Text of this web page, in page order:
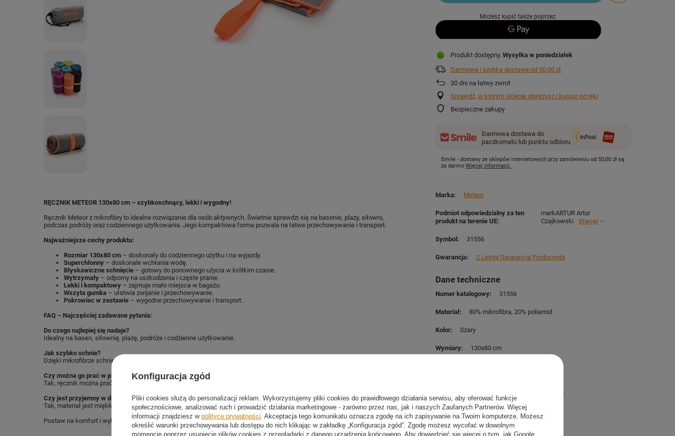
Możesz kupić także poprzez:
Produkt dostępny Wysyłkaw poniedziałek
Darmowa i szybka dostawa od 50,00 zł
30 dni na łatwy zwrot
Sprawdź, w którym sklepie obejrzysz i kupisz od ręki
Bezpieczne zakupy
Darmowa dostawa do
paczkomatu lub punktu odbioru
Smile - dostawy ze sklepów internetowych przy zamówieniu od 50,00 zł są
za darmoWięcej informacji.
RĘCZNIK METEOR 130x80 cm – szybkoschnący, lekki i wygodny!
Ręcznik Meteor z mikrofibry to idealne rozwiązanie dla osób aktywnych. Świetnie sprawdzi się na basenie, plaży, siłowni,
podczas podróży oraz codziennego użytkowania. Jego kompaktowa forma pozwala na łatwe przechowywanie i transport.
Najważniejsze cechy produktu:
Rozmiar 130x80 cm – doskonały do codziennego użytku i na wyjazdy.
Superchłonny – doskonale wchłania wodę.
Błyskawiczne schnięcie – gotowy do ponownego użycia w krótkim czasie.
Wytrzymały – odporny na uszkodzenia i częste pranie.
Lekki i kompaktowy – zajmuje mało miejsca w bagażu.
Wszyta gumka – ułatwia zwijanie i przechowywanie.
Pokrowiec w zestawie – wygodne przechowywanie i transport.
FAQ – Najczęściej zadawane pytania:
Do czego najlepiej się nadaje?
Idealny na basen, siłownię, plażę, podróże i codzienne użytkowanie.
Jak szybko schnie?
Dzięki mikrofibrze schnie kilka razy szybciej niż tradycyjne ręczniki.
Czy można go prać w pralce?
Tak, ręcznik można prać w pralce, zachowując jego właściwości na długi czas.
Czy jest przyjemny w dotyku?
Tak, materiał jest miękki i delikatny dla skóry.
Postaw na komfort i wybierz ręcznik METEOR 130x80 cm!
Marka Meteor
Podmiot odpowiedzialny za ten
produkt na terenie UE
markARTUR Artur
Czajkowski
Więcej
Symbol 31556
Gwarancja 2 Letnia Gwarancja Producenta
Dane techniczne
Numer katalogowy 31556
Materiał 80% mikrofibra 20% poliamid
Kolor Szary
Wymiary 130x80 cm
nasz firmowy kalendarzyk
Konfiguracja zgód
Pliki cookies służą do personalizacji reklam. Wykorzystujemy pliki cookies do prawidłowego działania serwisu, aby oferować funkcje
społecznościowe, analizować ruch i prowadzić działania marketingowe - zarówno przez nas, jak i naszych Zaufanych Partnerów. Więcej
informacji znajdziesz w polityce prywatności . Akceptacja tego komunikatu oznacza zgodę na ich zapisywanie na Twoim komputerze. Możesz
określić warunki przechowywania lub dostępu do nich klikając w zakładkę „Konfiguracja zgód”. Zgodę możesz wycofać w dowolnym
momencie poprzez usunięcie plików cookies z przeglądarki z danego urządzenia końcowego. Aby dowiedzieć się więcej o tym, jak Google